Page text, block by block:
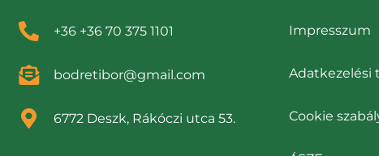
+36 +36 70 375 1101
bodretibor@gmail.com
6772 Deszk, Rákóczi utca 53.
Impresszum
Adatkezelési
Cookie